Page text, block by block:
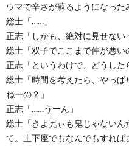
ウマで辛さが蘇るようになった
総士「……」
正志「しかも、絶対に見せない
総士「双子でここまで仲が悪い
正志「というわけで、どうした
総士「時間を考えたら、やっ
ねーの？」
正志「……うーん」
総士「きよ兄ぃも鬼じゃない
て。土下座でもなんでもすれば